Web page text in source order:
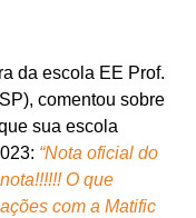
da escola EE Prof.
comentou sobre
sua escola
“Nota oficial do
O que
com a Matific